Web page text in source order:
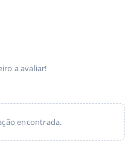
a avaliar!
encontrada.